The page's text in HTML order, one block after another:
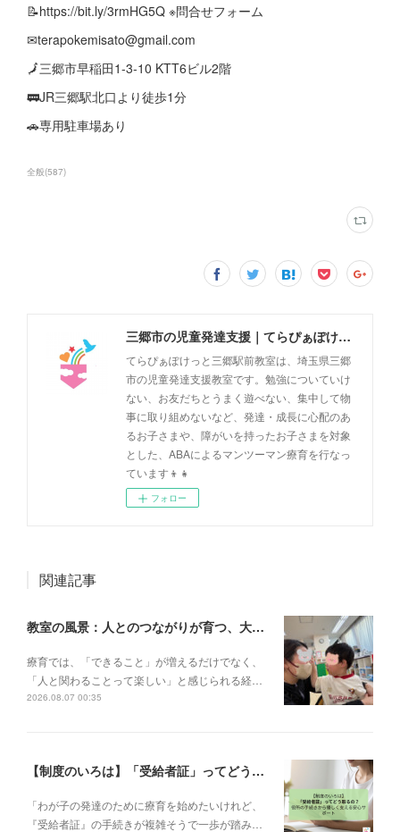
📝https://bit.ly/3rmHG5Q ※問合せフォーム
✉terapokemisato@gmail.com
🗾三郷市早稲田1-3-10 KTT6ビル2階
🚃JR三郷駅北口より徒歩1分
🚗専用駐車場あり
全般(587)
三郷市の児童発達支援｜てらぴぁぽけっと三郷駅前教室
てらぴぁぽけっと三郷駅前教室は、埼玉県三郷
市の児童発達支援教室です。勉強についていけ
ない、お友だちとうまく遊べない、集中して物
事に取り組めないなど、発達・成長に心配のあ
るお子さまや、障がいを持ったお子さまを対象
とした、ABAによるマンツーマン療育を行なっ
ています👦👧
フォロー
関連記事
教室の風景：人とのつながりが育つ、大切な一瞬🌼
療育では、「できること」が増えるだけでなく、
「人と関わることって楽しい」と感じられる経…
2026.08.07 00:35
【制度のいろは】「受給者証」ってどう取るの？申請の流れと、てらぴぁぽけっとの安心サポート✨
「わが子の発達のために療育を始めたいけれど、
『受給者証』の手続きが複雑そうで一歩が踏み…